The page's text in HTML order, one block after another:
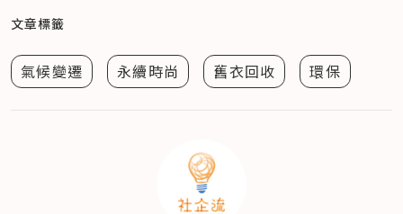
文章標籤
氣候變遷 永續時尚 舊衣回收 環保